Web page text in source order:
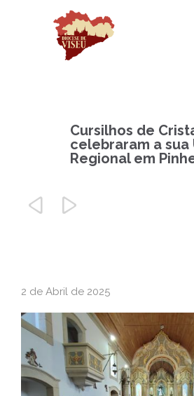
Cursilhos de
celebraram a
Regional em
 
2 de Abril de 2025